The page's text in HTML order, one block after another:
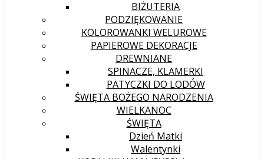
BIŻUTERIA
PODZIĘKOWANIE
KOLOROWANKI WELUROWE
PAPIEROWE DEKORACJE
DREWNIANE
SPINACZE, KLAMERKI
PATYCZKI DO LODÓW
ŚWIĘTA BOŻEGO NARODZENIA
WIELKANOC
ŚWIĘTA
Dzień Matki
Walentynki